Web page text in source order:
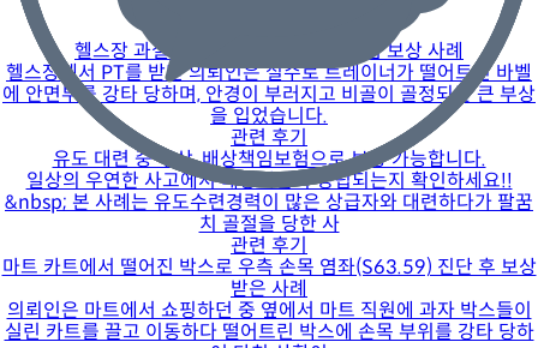
헬스장 과실 사고에 대한 배상책임보험 보상 사례
헬스장에서 PT를 받던 의뢰인은 실수로 트레이너가 떨어트린 바벨
에 안면부를 강타 당하며, 안경이 부러지고 비골이 골정되는 큰 부상
을 입었습니다.
관련 후기
유도 대련 중 부상, 배상책임보험으로 보상 가능합니다.
일상의 우연한 사고에서 배상책임이 성립되는지 확인하세요!!
&nbsp; 본 사례는 유도수련경력이 많은 상급자와 대련하다가 팔꿈
치 골절을 당한 사
관련 후기
마트 카트에서 떨어진 박스로 우측 손목 염좌(S63.59) 진단 후 보상
받은 사례
의뢰인은 마트에서 쇼핑하던 중 옆에서 마트 직원에 과자 박스들이
실린 카트를 끌고 이동하다 떨어트린 박스에 손목 부위를 강타 당하